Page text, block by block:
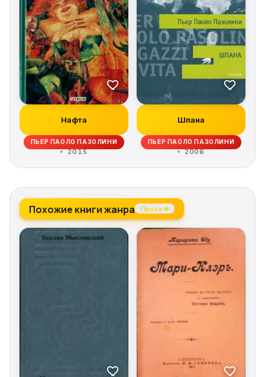
Нафта
ПЬЕР ПАОЛО ПАЗОЛИНИ
2015
Шпана
ПЬЕР ПАОЛО ПАЗОЛИНИ
2006
Похожие книги жанра Проза →